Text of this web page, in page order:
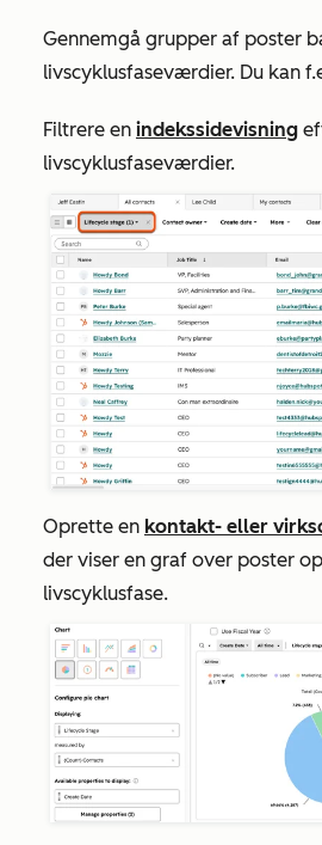
Gennemgå grupper af poster
livscyklusfaseværdier. Du kan
Filtrere en indekssidevisning
livscyklusfaseværdier.
Oprette en kontakt- eller
der viser en graf over poster
livscyklusfase.